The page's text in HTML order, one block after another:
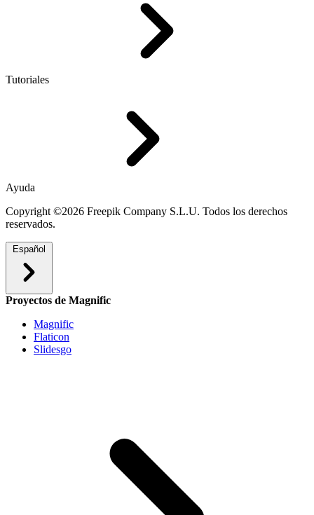
Tutoriales
Ayuda
Copyright ©2026 Freepik Company S.L.U. Todos los derechos
reservados.
Español
Proyectos de Magnific
Magnific
Flaticon
Slidesgo